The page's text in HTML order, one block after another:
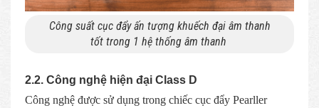
Công suất cục đẩy ấn tượng khuếch đại âm thanh
tốt trong 1 hệ thống âm thanh
2.2. Công nghệ hiện đại Class D
Công nghệ được sử dụng trong chiếc cục đẩy Pearller